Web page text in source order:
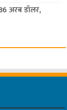
अरब डॉलर,